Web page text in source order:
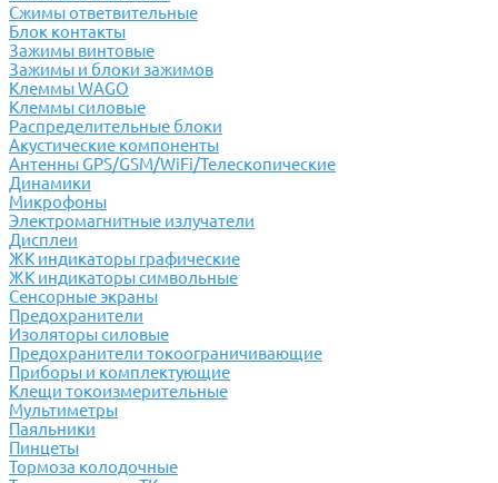
Cжимы ответвительные
Блок контакты
Зажимы винтовые
Зажимы и блоки зажимов
Клеммы WAGO
Клеммы силовые
Распределительные блоки
Акустические компоненты
Антенны GPS/GSM/WiFi/Телескопические
Динамики
Микрофоны
Электромагнитные излучатели
Дисплеи
ЖК индикаторы графические
ЖК индикаторы символьные
Сенсорные экраны
Предохранители
Изоляторы силовые
Предохранители токоограничивающие
Приборы и комплектующие
Клещи токоизмерительные
Мультиметры
Паяльники
Пинцеты
Тормоза колодочные